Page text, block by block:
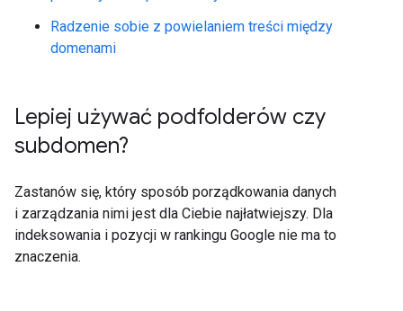
Radzenie sobie z powielaniem treści między
domenami
Lepiej używać podfolderów czy
subdomen?
Zastanów się, który sposób porządkowania danych
i zarządzania nimi jest dla Ciebie najłatwiejszy. Dla
indeksowania i pozycji w rankingu Google nie ma to
znaczenia.